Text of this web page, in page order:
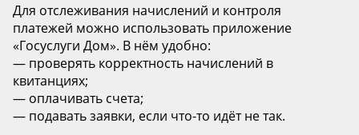
Для отслеживания начислений и контроля
платежей можно использовать приложение
«Госуслуги Дом». В нём удобно:
— проверять корректность начислений в
квитанциях;
— оплачивать счета;
— подавать заявки, если что-то идёт не так.